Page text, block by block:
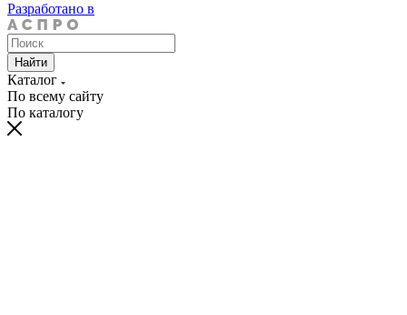
Разработано в
Найти
Каталог
По всему сайту
По каталогу